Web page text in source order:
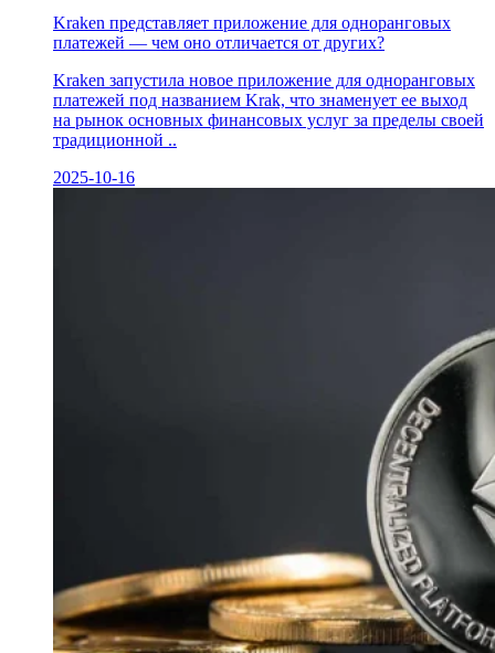
Kraken представляет приложение для одноранговых
платежей — чем оно отличается от других?
Kraken запустила новое приложение для одноранговых
платежей под названием Krak, что знаменует ее выход
на рынок основных финансовых услуг за пределы своей
традиционной ..
2025-10-16